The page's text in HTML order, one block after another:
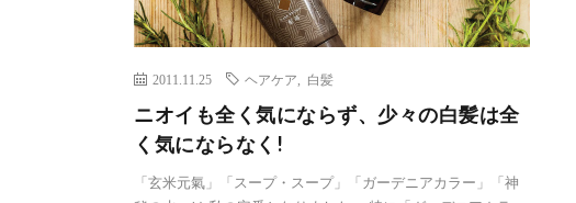
2011.11.25 ヘアケア 白髪
ニオイも全く気にならず、少々の白髪は全
く気にならなく!
「玄米元氣」「スープ・スープ」「ガーデニアカラー」「神